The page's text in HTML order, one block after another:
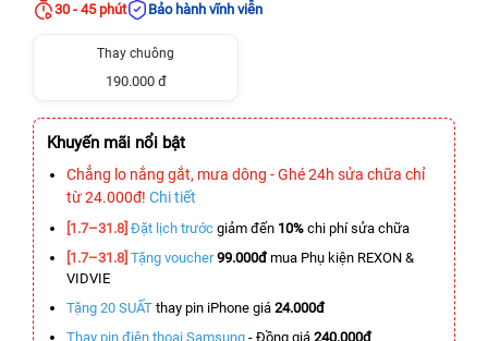
30 - 45 phút
Bảo hành vĩnh viễn
Thay chuông
190.000 đ
Khuyến mãi nổi bật
Chẳng lo nắng gắt, mưa dông - Ghé 24h sửa chữa chỉ
từ 24.000đ! Chi tiết
[1.7–31.8] Đặt lịch trước giảm đến 10% chi phí sửa chữa
[1.7–31.8] Tặng voucher 99.000đmua Phụ kiện REXON &
VIDVIE
Tặng 20 SUẤT thay pin iPhone giá 24.000đ
Thay pin điện thoại Samsung - Đồng giá 240.000đ